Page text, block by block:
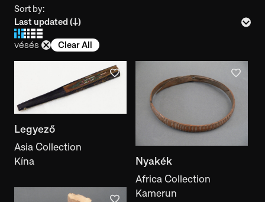
Inventory number
Year of use
Acquisition year
Place of creation
Sort by:
vésés Clear All
Legyező
Asia Collection
Kína
Nyakék
Africa Collection
Kamerun